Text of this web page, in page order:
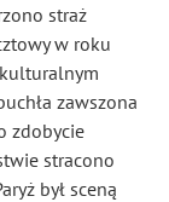
straż
w roku
zawszona
zdobycie
stracono
był sceną